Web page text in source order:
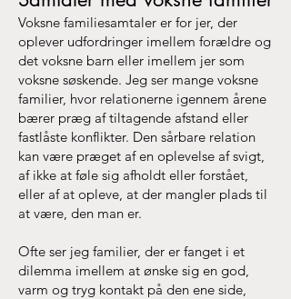
Voksne familiesamtaler er for jer, der
oplever udfordringer imellem forældre og
det voksne barn eller imellem jer som
voksne søskende. Jeg ser mange voksne
familier, hvor relationerne igennem årene
bærer præg af tiltagende afstand eller
fastlåste konflikter. Den sårbare relation
kan være præget af en oplevelse af svigt,
af ikke at føle sig afholdt eller forstået,
eller af at opleve, at der mangler plads til
at være, den man er.
Ofte ser jeg familier, der er fanget i et
dilemma imellem at ønske sig en god,
varm og tryg kontakt på den ene side,